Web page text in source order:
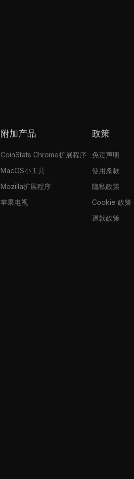
附加产品
CoinStats Chrome扩展程序
MacOS小工具
Mozilla扩展程序
苹果电视
政策
免责声明
使用条款
隐私政策
Cookie 政策
退款政策